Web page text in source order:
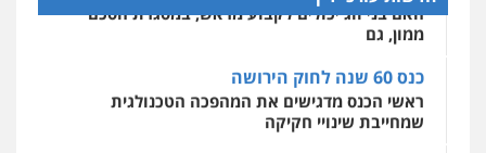
עו"ד יניב זוסמן
פלילי כלכלי פשיעה חמורה מעצרים
וחקירות
0525199949
מרכז התחלה חדשה
0544500346
ממון, גם
ראשי הכנס מדגישים את המהפכה הטכנולגית
שמחייבת שינויי חקיקה